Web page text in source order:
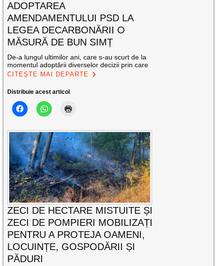
ADOPTAREA
AMENDAMENTULUI PSD LA
LEGEA DECARBONĂRII O
MĂSURĂ DE BUN SIMȚ
De-a lungul ultimilor ani, care s-au scurt de la
momentul adoptării diverselor decizii prin care
CITEȘTE MAI DEPARTE
Distribuie acest articol
ZECI DE HECTARE MISTUITE ȘI
ZECI DE POMPIERI MOBILIZAȚI
PENTRU A PROTEJA OAMENI,
LOCUINȚE, GOSPODĂRII ȘI
PĂDURI